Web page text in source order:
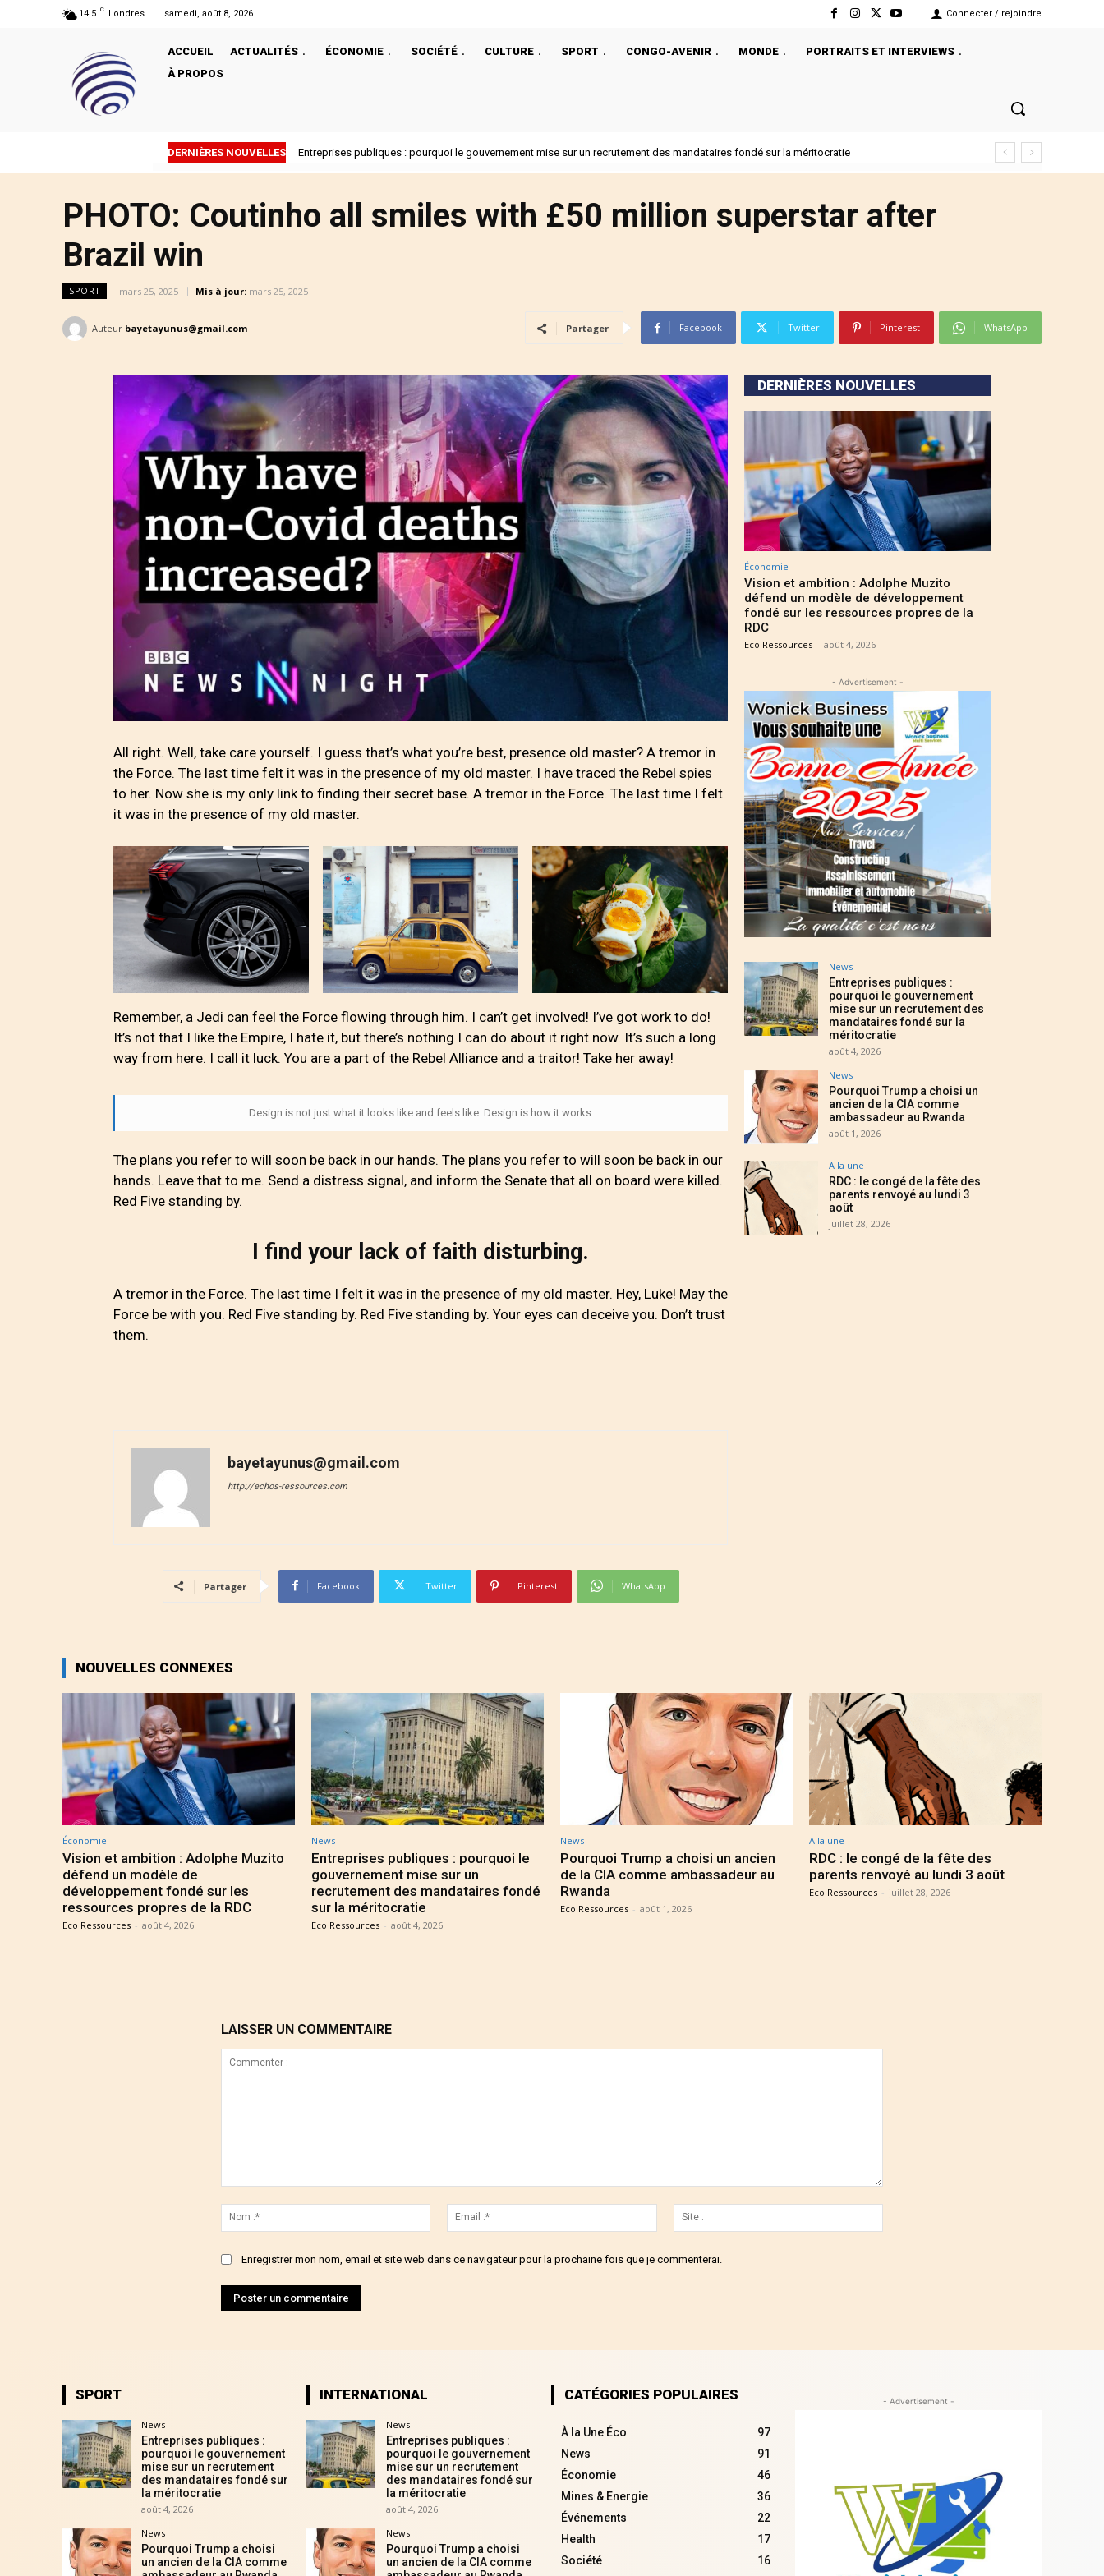
14.5 C Londres samedi, août 8, 2026 Connecter / rejoindre
ACCUEIL ACTUALITÉS ÉCONOMIE SOCIÉTÉ CULTURE SPORT CONGO-AVENIR MONDE
PORTRAITS ET INTERVIEWS
À PROPOS
DERNIÈRES NOUVELLES Entreprises publiques : pourquoi le gouvernement mise sur un recrutement des mandataires fondé sur la méritocratie
PHOTO: Coutinho all smiles with £50 million superstar after
Brazil win
SPORT mars 25, 2025 Mis à jour: mars 25, 2025
Auteur bayetayunus@gmail.com Partager Facebook Twitter Pinterest WhatsApp
All right. Well, take care yourself. I guess that’s what you’re best, presence old master? A tremor in
the Force. The last time felt it was in the presence of my old master. I have traced the Rebel spies
to her. Now she is my only link to finding their secret base. A tremor in the Force. The last time I felt
it was in the presence of my old master.
Remember, a Jedi can feel the Force flowing through him. I can’t get involved! I’ve got work to do!
It’s not that I like the Empire, I hate it, but there’s nothing I can do about it right now. It’s such a long
way from here. I call it luck. You are a part of the Rebel Alliance and a traitor! Take her away!
Design is not just what it looks like and feels like. Design is how it works.
The plans you refer to will soon be back in our hands. The plans you refer to will soon be back in our
hands. Leave that to me. Send a distress signal, and inform the Senate that all on board were killed.
Red Five standing by.
I find your lack of faith disturbing.
A tremor in the Force. The last time I felt it was in the presence of my old master. Hey, Luke! May the
Force be with you. Red Five standing by. Red Five standing by. Your eyes can deceive you. Don’t trust
them.
bayetayunus@gmail.com
http://echos-ressources.com
Partager Facebook Twitter Pinterest WhatsApp
DERNIÈRES NOUVELLES
Économie
Vision et ambition : Adolphe Muzito
défend un modèle de développement
fondé sur les ressources propres de la
RDC
Eco Ressources - août 4, 2026
- Advertisement -
News
Entreprises publiques :
pourquoi le gouvernement
mise sur un recrutement des
mandataires fondé sur la
méritocratie
août 4, 2026
News
Pourquoi Trump a choisi un
ancien de la CIA comme
ambassadeur au Rwanda
août 1, 2026
A la une
RDC : le congé de la fête des
parents renvoyé au lundi 3
août
juillet 28, 2026
NOUVELLES CONNEXES
Économie
Vision et ambition : Adolphe Muzito
défend un modèle de
développement fondé sur les
ressources propres de la RDC
Eco Ressources - août 4, 2026
News
Entreprises publiques : pourquoi le
gouvernement mise sur un
recrutement des mandataires fondé
sur la méritocratie
Eco Ressources - août 4, 2026
News
Pourquoi Trump a choisi un ancien
de la CIA comme ambassadeur au
Rwanda
Eco Ressources - août 1, 2026
A la une
RDC : le congé de la fête des
parents renvoyé au lundi 3 août
Eco Ressources - juillet 28, 2026
LAISSER UN COMMENTAIRE
:*
Email
:*
:
Enregistrer mon nom, email et site web dans ce navigateur pour la prochaine fois que je commenterai.
SPORT
News
Entreprises publiques :
pourquoi le gouvernement
mise sur un recrutement
des mandataires fondé sur
la méritocratie
août 4, 2026
News
Pourquoi Trump a choisi
un ancien de la CIA comme
INTERNATIONAL
News
Entreprises publiques :
pourquoi le gouvernement
mise sur un recrutement
des mandataires fondé sur
la méritocratie
août 4, 2026
News
Pourquoi Trump a choisi
un ancien de la CIA comme
CATÉGORIES POPULAIRES
À la Une Éco
97
News
91
Économie
46
Mines & Energie
36
Événements
22
Health
17
Société
16
- Advertisement -